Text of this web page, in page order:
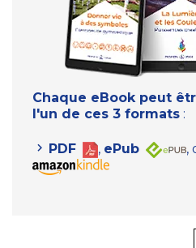
Chaque eBook peut
l'un de ces 3 formats :
PDF , ePub ,